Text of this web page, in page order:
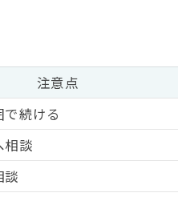
注意点
続ける
相談
談